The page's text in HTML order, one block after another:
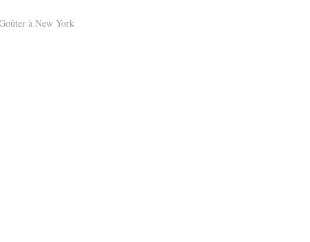
à New York